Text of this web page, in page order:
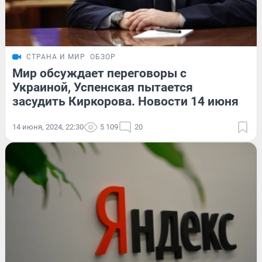
СТРАНА И МИР ОБЗОР
Мир обсуждает переговоры с
Украиной, Успенская пытается
засудить Киркорова. Новости 14 июня
14 июня, 2024, 22:30 5 109 20